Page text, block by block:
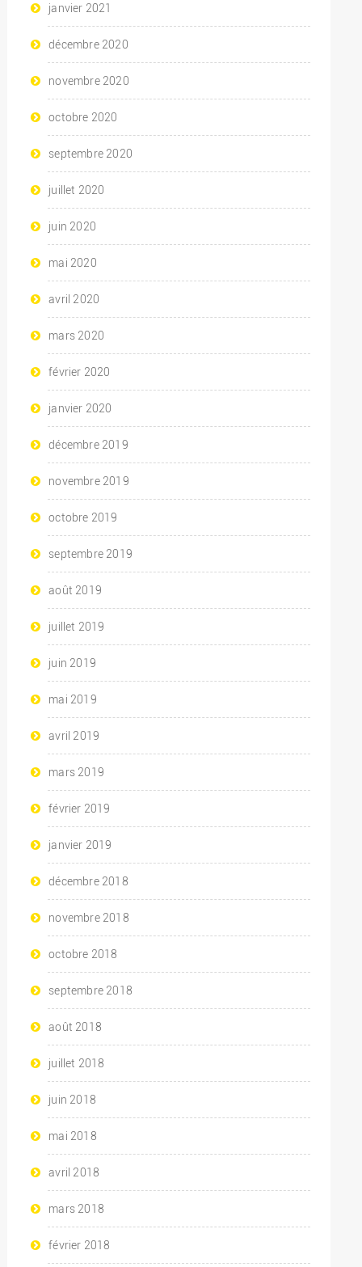
janvier 2021
décembre 2020
novembre 2020
octobre 2020
septembre 2020
juillet 2020
juin 2020
mai 2020
avril 2020
mars 2020
février 2020
janvier 2020
décembre 2019
novembre 2019
octobre 2019
septembre 2019
août 2019
juillet 2019
juin 2019
mai 2019
avril 2019
mars 2019
février 2019
janvier 2019
décembre 2018
novembre 2018
octobre 2018
septembre 2018
août 2018
juillet 2018
juin 2018
mai 2018
avril 2018
mars 2018
février 2018